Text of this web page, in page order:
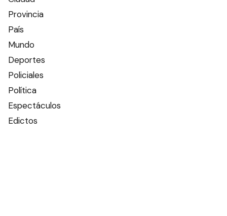
Provincia
País
Mundo
Deportes
Policiales
Política
Espectáculos
Edictos